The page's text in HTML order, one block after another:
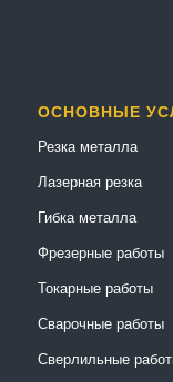
ОСНОВНЫЕ
Резка металла
Лазерная резка
Гибка металла
Фрезерные работы
Токарные работы
Сварочные работы
Сверлильные